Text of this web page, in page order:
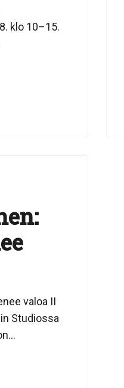
klo 10–15.
valoa II
Studiossa